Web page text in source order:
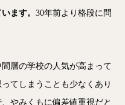
ます。 30年前より格段に問
層の学校の人気が高まって
てしまうことも少なくあり
やみくもに偏差値重視だと